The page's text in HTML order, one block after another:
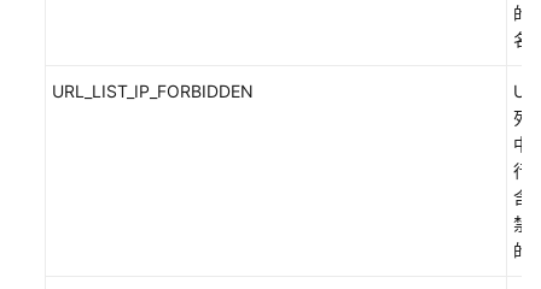
的
名
URL_LIST_IP_FORBIDDEN
列
中
行
含
禁
的